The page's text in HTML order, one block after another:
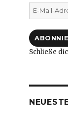
E-
Mail-
Schließe